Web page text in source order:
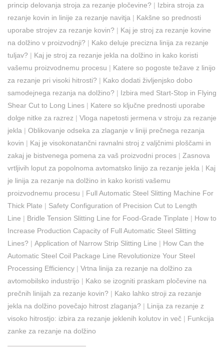
princip delovanja stroja za rezanje pločevine? | Izbira stroja za
rezanje kovin in linije za rezanje navitja | Kakšne so prednosti
uporabe strojev za rezanje kovin? | Kaj je stroj za rezanje kovine
na dolžino v proizvodnji? | Kako deluje precizna linija za rezanje
tuljav? | Kaj je stroj za rezanje jekla na dolžino in kako koristi
vašemu proizvodnemu procesu | Katere so pogoste težave z linijo
za rezanje pri visoki hitrosti? | Kako dodati življenjsko dobo
samodejnega rezanja na dolžino? | Izbira med Start-Stop in Flying
Shear Cut to Long Lines | Katere so ključne prednosti uporabe
dolge nitke za razrez | Vloga napetosti jermena v stroju za rezanje
jekla | Oblikovanje odseka za zlaganje v liniji prečnega rezanja
kovin | Kaj je visokonatančni ravnalni stroj z valjčnimi ploščami in
zakaj je bistvenega pomena za vaš proizvodni proces | Zasnova
vrtljivih loput za popolnoma avtomatsko linijo za rezanje jekla | Kaj
je linija za rezanje na dolžino in kako koristi vašemu
proizvodnemu procesu | Full Automatic Steel Slitting Machine For
Thick Plate | Safety Configuration of Precision Cut to Length
Line | Bridle Tension Slitting Line for Food-Grade Tinplate | How to
Increase Production Capacity of Full Automatic Steel Slitting
Lines? | Application of Narrow Strip Slitting Line | How Can the
Automatic Steel Coil Package Line Revolutionize Your Steel
Processing Efficiency | Vrtna linija za rezanje na dolžino za
avtomobilsko industrijo | Kako se izogniti praskam pločevine na
prečnih linijah za rezanje kovin? | Kako lahko stroji za rezanje
jekla na dolžino povečajo hitrost zlaganja? | Linija za rezanje z
visoko hitrostjo: izbira za rezanje jeklenih kolutov in več | Funkcija
zanke za rezanje na dolžino